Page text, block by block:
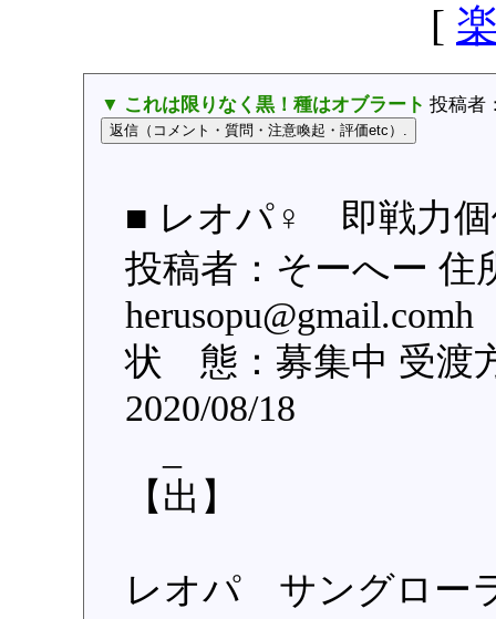
[
▼ これは限りなく黒！種はオブラート 投稿者
■ レオパ♀ 即戦力個
投稿者：そーへー 住
状 態：募集中 受渡
2020/08/18
【出】
レオパ サングロー